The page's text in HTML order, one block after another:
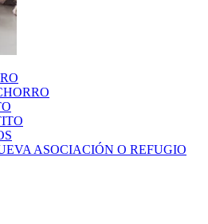
ASOCIACIÓN O REFUGIO